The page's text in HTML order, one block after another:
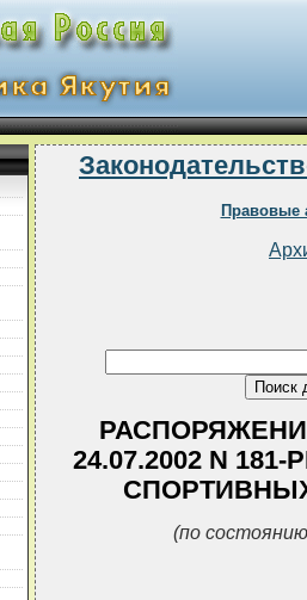
Правовые
24.07.2002 N
(по